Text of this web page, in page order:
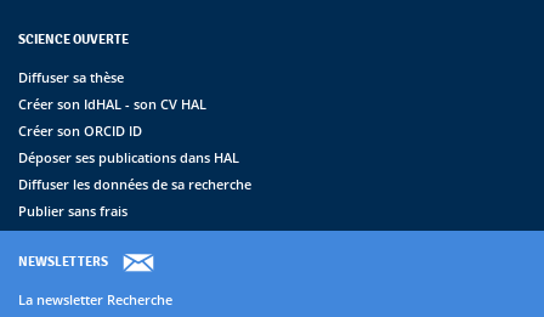
SCIENCE OUVERTE
Diffuser sa thèse
Créer son IdHAL - son CV HAL
Créer son ORCID ID
Déposer ses publications dans HAL
Diffuser les données de sa recherche
Publier sans frais
NEWSLETTERS
La newsletter Recherche